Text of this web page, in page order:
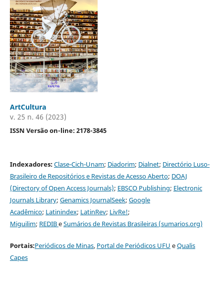
ArtCultura
v. 25 n. 46 (2023)
ISSN Versão on-line: 2178-3845
Indexadores:Clase-Cich-Unam; Diadorim; Dialnet; Directório Luso-
Brasileiro de Repositórios e Revistas de Acesso Aberto; DOAJ
(Directory of Open Access Journals); EBSCO Publishing; Electronic
Journals Library; Genamics JournalSeek; Google
Acadêmico; Latinindex; LatinRev; LivRe!;
Miguilim; REDIBeSumários de Revistas Brasileiras (sumarios.org)
Portais:Periódicos de Minas, Portal de Periódicos UFU eQualis
Capes